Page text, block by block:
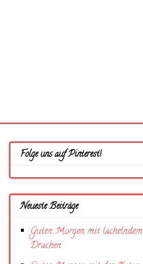
Folge uns auf Pinterest!
Neueste Beiträge
Guten Morgen mit lächelndem
Drachen